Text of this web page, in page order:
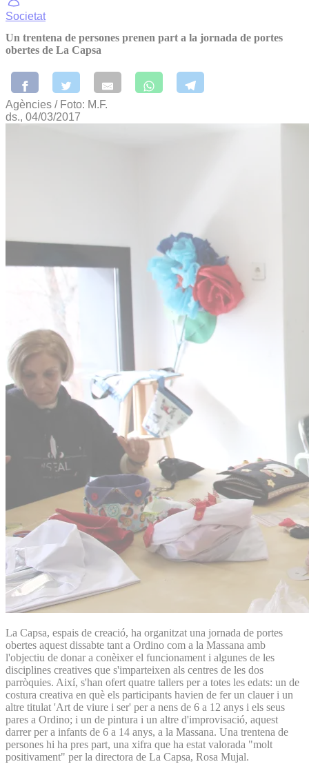
Societat
Un trentena de persones prenen part a la jornada de portes
obertes de La Capsa
Agències / Foto: M.F.
ds., 04/03/2017
La Capsa, espais de creació, ha organitzat una jornada de portes
obertes aquest dissabte tant a Ordino com a la Massana amb
l'objectiu de donar a conèixer el funcionament i algunes de les
disciplines creatives que s'imparteixen als centres de les dos
parròquies. Així, s'han ofert quatre tallers per a totes les edats: un de
costura creativa en què els participants havien de fer un clauer i un
altre titulat 'Art de viure i ser' per a nens de 6 a 12 anys i els seus
pares a Ordino; i un de pintura i un altre d'improvisació, aquest
darrer per a infants de 6 a 14 anys, a la Massana. Una trentena de
persones hi ha pres part, una xifra que ha estat valorada "molt
positivament" per la directora de La Capsa, Rosa Mujal.